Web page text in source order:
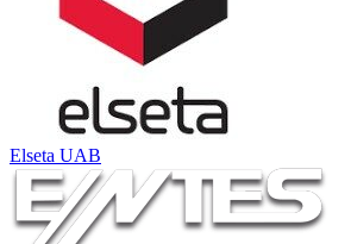
Elseta UAB